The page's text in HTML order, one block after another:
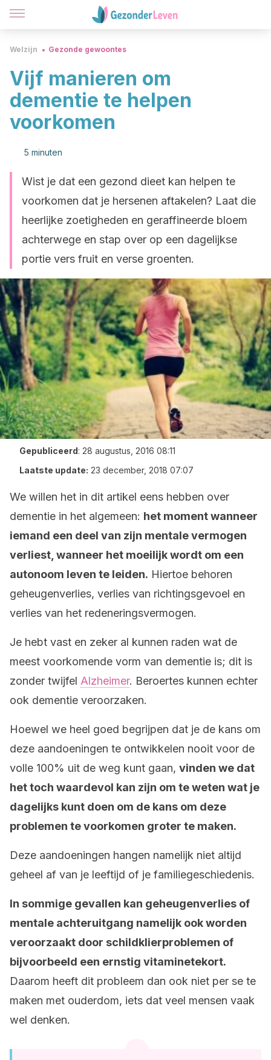
Welzijn Gezonde gewoontes
Vijf manieren om
dementie te helpen
voorkomen
5 minuten
Wist je dat een gezond dieet kan helpen te
voorkomen dat je hersenen aftakelen? Laat die
heerlijke zoetigheden en geraffineerde bloem
achterwege en stap over op een dagelijkse
portie vers fruit en verse groenten.
Gepubliceerd: 28 augustus, 2016 08:11
Laatste update: 23 december, 2018 07:07
We willen het in dit artikel eens hebben over
dementie in het algemeen: het moment wanneer
iemand een deel van zijn mentale vermogen
verliest, wanneer het moeilijk wordt om een
autonoom leven te leiden. Hiertoe behoren
geheugenverlies, verlies van richtingsgevoel en
verlies van het redeneringsvermogen.
Je hebt vast en zeker al kunnen raden wat de
meest voorkomende vorm van dementie is; dit is
zonder twijfel Alzheimer. Beroertes kunnen echter
ook dementie veroorzaken.
Hoewel we heel goed begrijpen dat je de kans om
deze aandoeningen te ontwikkelen nooit voor de
volle 100% uit de weg kunt gaan, vinden we dat
het toch waardevol kan zijn om te weten wat je
dagelijks kunt doen om de kans om deze
problemen te voorkomen groter te maken.
Deze aandoeningen hangen namelijk niet altijd
geheel af van je leeftijd of je familiegeschiedenis.
In sommige gevallen kan geheugenverlies of
mentale achteruitgang namelijk ook worden
veroorzaakt door schildklierproblemen of
bijvoorbeeld een ernstig vitaminetekort.
Daarom heeft dit probleem dan ook niet per se te
maken met ouderdom, iets dat veel mensen vaak
wel denken.